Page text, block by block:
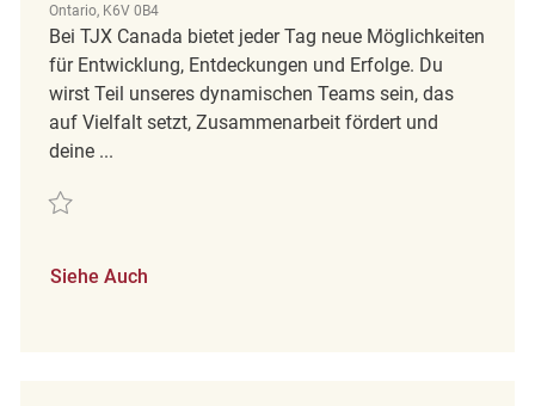
Ontario, K6V 0B4
Bei TJX Canada bietet jeder Tag neue Möglichkeiten
für Entwicklung, Entdeckungen und Erfolge. Du
wirst Teil unseres dynamischen Teams sein, das
auf Vielfalt setzt, Zusammenarbeit fördert und
deine ...
Retten Retail Store Associate Part Time Winners Brockville - Riocan Mall
Siehe Auch